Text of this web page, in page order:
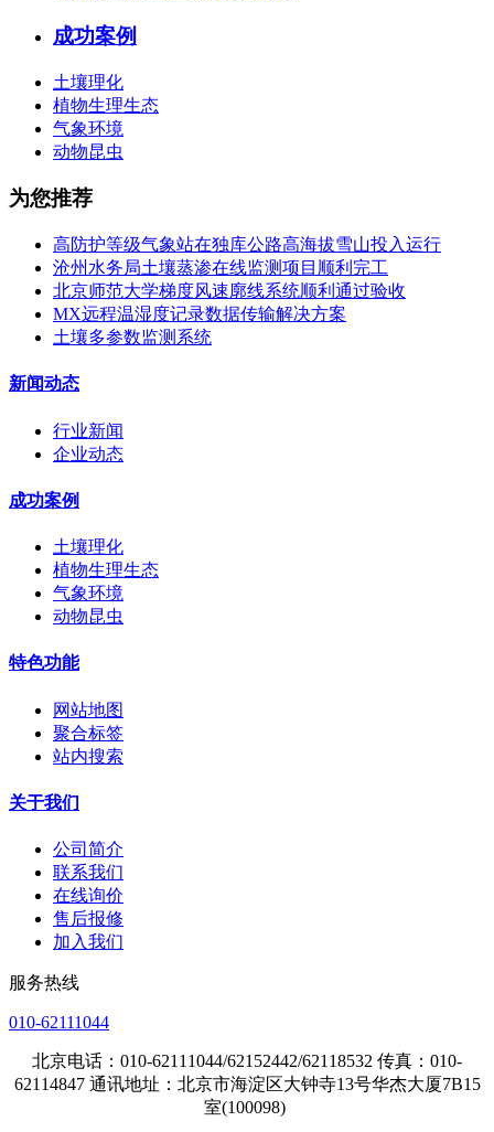
成功案例
土壤理化
植物生理生态
气象环境
动物昆虫
为您推荐
高防护等级气象站在独库公路高海拔雪山投入运行
沧州水务局土壤蒸渗在线监测项目顺利完工
北京师范大学梯度风速廓线系统顺利通过验收
MX远程温湿度记录数据传输解决方案
土壤多参数监测系统
新闻动态
行业新闻
企业动态
成功案例
土壤理化
植物生理生态
气象环境
动物昆虫
特色功能
网站地图
聚合标签
站内搜索
关于我们
公司简介
联系我们
在线询价
售后报修
加入我们
服务热线
010-62111044
北京电话：010-62111044/62152442/62118532 传真：010-
62114847 通讯地址：北京市海淀区大钟寺13号华杰大厦7B15
室(100098)